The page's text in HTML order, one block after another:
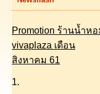
Promotion ร้านน้ำหอ
vivaplaza เดือน
สิงหาคม 61
1.